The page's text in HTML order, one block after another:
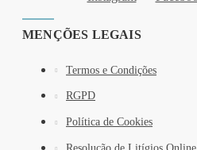
MENÇÕES LEGAIS
Termos e Condições
RGPD
Política de Cookies